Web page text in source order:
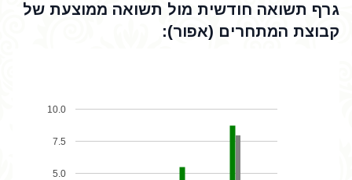
גרף תשואה חודשית מול תשואה ממוצעת של
קבוצת המתחרים (אפור):
5.0
7.5
10.0